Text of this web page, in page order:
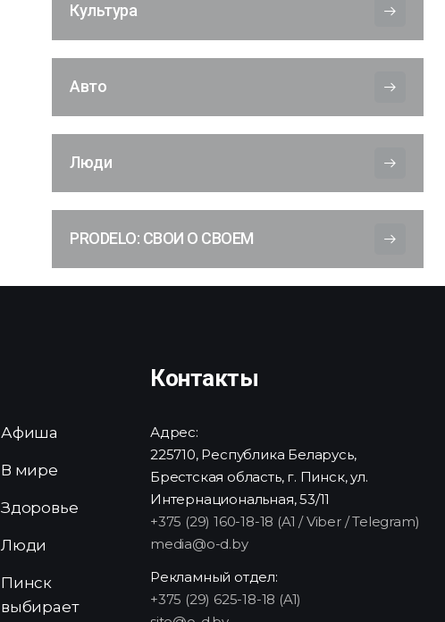
Культура
Авто
Люди
PRODELO: СВОИ О СВОЕМ
Афиша
В мире
Здоровье
Люди
Пинск
выбирает
Контакты
Адрес:
225710, Республика Беларусь,
Брестская область, г. Пинск, ул.
Интернациональная, 53/11
+375 (29) 160-18-18 (A1 / Viber / Telegram)
media@o-d.by
Рекламный отдел:
+375 (29) 625-18-18 (A1)